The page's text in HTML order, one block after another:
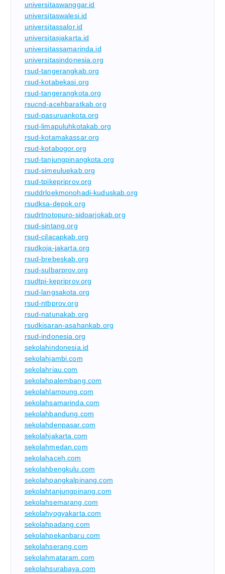
universitaswanggar.id
universitaswalesi.id
universitassalor.id
universitasjakarta.id
universitassamarinda.id
universitasindonesia.org
rsud-tangerangkab.org
rsud-kotabekasi.org
rsud-tangerangkota.org
rsucnd-acehbaratkab.org
rsud-pasuruankota.org
rsud-limapuluhkotakab.org
rsud-kotamakassar.org
rsud-kotabogor.org
rsud-tanjungpinangkota.org
rsud-simeuluekab.org
rsud-tpikepriprov.org
rsuddrloekmonohadi-kuduskab.org
rsudksa-depok.org
rsudrtnotopuro-sidoarjokab.org
rsud-sintang.org
rsud-cilacapkab.org
rsudkoja-jakarta.org
rsud-brebeskab.org
rsud-sulbarprov.org
rsudtpi-kepriprov.org
rsud-langsakota.org
rsud-ntbprov.org
rsud-natunakab.org
rsudkisaran-asahankab.org
rsud-indonesia.org
sekolahindonesia.id
sekolahjambi.com
sekolahriau.com
sekolahpalembang.com
sekolahlampung.com
sekolahsamarinda.com
sekolahbandung.com
sekolahdenpasar.com
sekolahjakarta.com
sekolahmedan.com
sekolahaceh.com
sekolahbengkulu.com
sekolahpangkalpinang.com
sekolahtanjungpinang.com
sekolahsemarang.com
sekolahyogyakarta.com
sekolahpadang.com
sekolahpekanbaru.com
sekolahserang.com
sekolahmataram.com
sekolahsurabaya.com